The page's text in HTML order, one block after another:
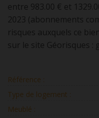
entre 983.00 € et
2023 (abonnements
risques auxquels ce
sur le site Géorisques :
Référence :
Type de logement :
Meublé :